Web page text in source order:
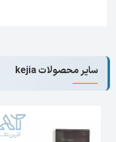
سایر محصولات kejia